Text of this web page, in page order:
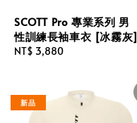
SCOTT Pro 專業系列 男
性訓練長袖車衣 [冰霧灰]
Regular
NT$ 3,880
新品